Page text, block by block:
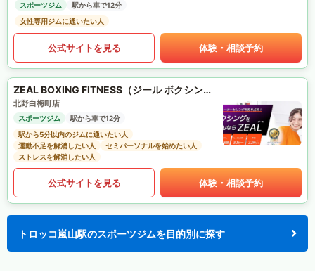
スポーツジム
駅から車で12分
女性専用ジムに通いたい人
公式サイトを見る 体験・相談予約
ZEAL BOXING FITNESS（ジール ボクシング フィットネス）
北野白梅町店
スポーツジム
駅から車で12分
駅から5分以内のジムに通いたい人
運動不足を解消したい人
セミパーソナルを始めたい人
ストレスを解消したい人
公式サイトを見る 体験・相談予約
トロッコ嵐山駅のスポーツジムを目的別に探す